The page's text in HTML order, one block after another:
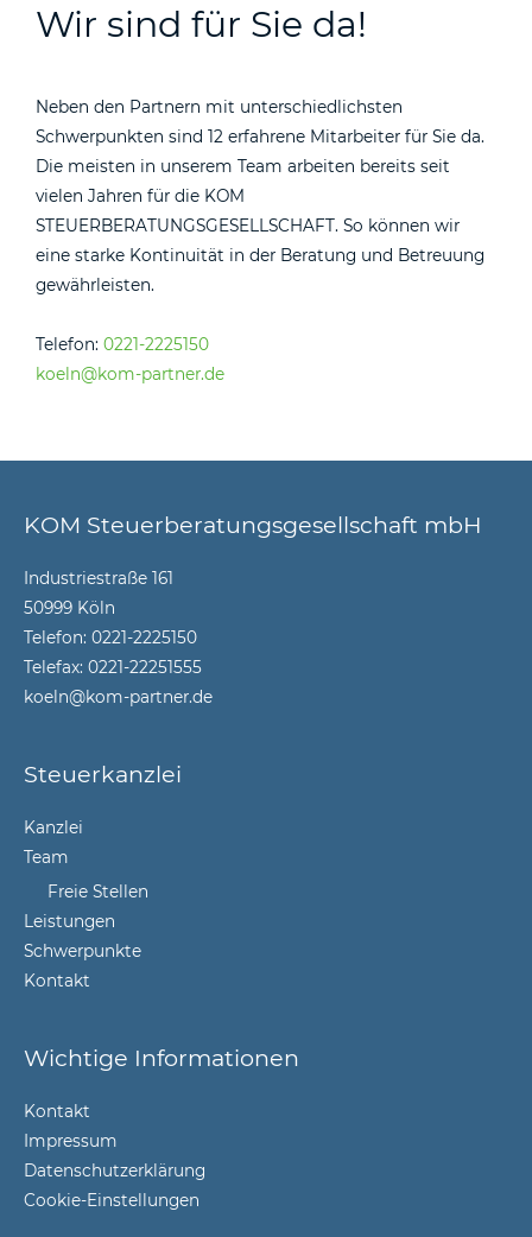
Wir sind für Sie da!
Neben den Partnern mit unterschiedlichsten
Schwerpunkten sind 12 erfahrene Mitarbeiter für Sie da.
Die meisten in unserem Team arbeiten bereits seit
vielen Jahren für die KOM
STEUERBERATUNGSGESELLSCHAFT. So können wir
eine starke Kontinuität in der Beratung und Betreuung
gewährleisten.
Telefon: 0221-2225150
koeln@kom-partner.de
KOM Steuerberatungsgesellschaft mbH
Industriestraße 161
50999 Köln
Telefon: 0221-2225150
Telefax: 0221-22251555
koeln@kom-partner.de
Steuerkanzlei
Kanzlei
Team
Freie Stellen
Leistungen
Schwerpunkte
Kontakt
Wichtige Informationen
Kontakt
Impressum
Datenschutzerklärung
Cookie-Einstellungen